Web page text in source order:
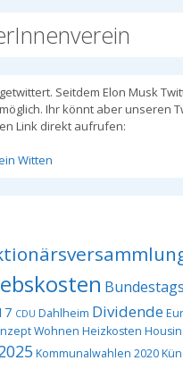
Seitdem Elon Musk
Ihr könnt aber unseren
Link direkt aufrufen:
Witten
CDU Dahlheim Dividende
Wohnen Heizkosten
Kommunalwahlen 2020